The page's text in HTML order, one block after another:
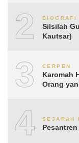
2 BIOGRAFI
Silsilah
Kautsar)
3 CERPEN
Karomah
Orang
4 SEJARAH